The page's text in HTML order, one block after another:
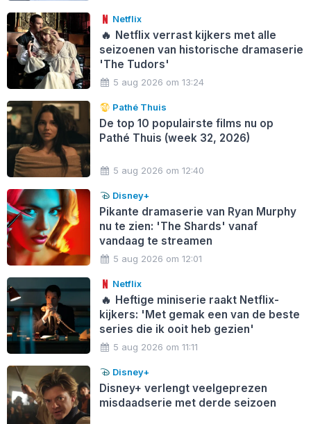
Netflix
🔥 Netflix verrast kijkers met alle
seizoenen van historische dramaserie
'The Tudors'
5 aug 2026 om 13:24
Pathé Thuis
De top 10 populairste films nu op
Pathé Thuis (week 32, 2026)
5 aug 2026 om 12:40
Disney+
Pikante dramaserie van Ryan Murphy
nu te zien: 'The Shards' vanaf
vandaag te streamen
5 aug 2026 om 12:01
Netflix
🔥 Heftige miniserie raakt Netflix-
kijkers: 'Met gemak een van de beste
series die ik ooit heb gezien'
5 aug 2026 om 11:11
Disney+
Disney+ verlengt veelgeprezen
misdaadserie met derde seizoen